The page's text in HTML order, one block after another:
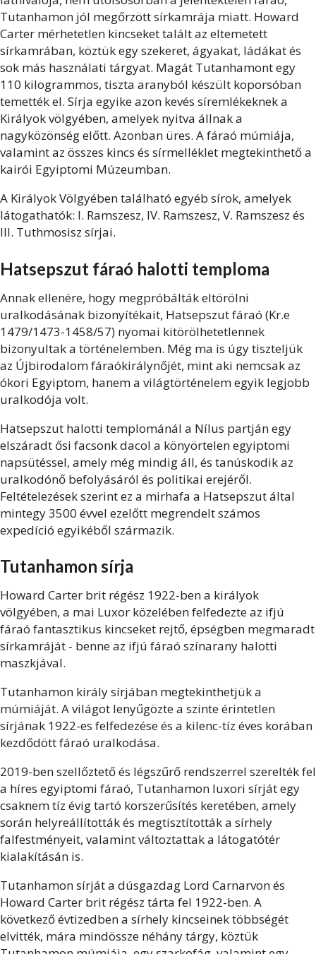
Tutanhamon jól megőrzött sírkamrája miatt. Howard
Carter mérhetetlen kincseket talált az eltemetett
sírkamrában, köztük egy szekeret, ágyakat, ládákat és
sok más használati tárgyat. Magát Tutanhamont egy
110 kilogrammos, tiszta aranyból készült koporsóban
temették el. Sírja egyike azon kevés síremlékeknek a
Királyok völgyében, amelyek nyitva állnak a
nagyközönség előtt. Azonban üres. A fáraó múmiája,
valamint az összes kincs és sírmelléklet megtekinthető a
kairói Egyiptomi Múzeumban.
A Királyok Völgyében található egyéb sírok, amelyek
látogathatók: I. Ramszesz, IV. Ramszesz, V. Ramszesz és
III. Tuthmosisz sírjai.
Hatsepszut fáraó halotti temploma
Annak ellenére, hogy megpróbálták eltörölni
uralkodásának bizonyítékait, Hatsepszut fáraó (Kr.e
1479/1473-1458/57) nyomai kitörölhetetlennek
bizonyultak a történelemben. Még ma is úgy tiszteljük
az Újbirodalom fáraókirálynőjét, mint aki nemcsak az
ókori Egyiptom, hanem a világtörténelem egyik legjobb
uralkodója volt.
Hatsepszut halotti templománál a Nílus partján egy
elszáradt ősi facsonk dacol a könyörtelen egyiptomi
napsütéssel, amely még mindig áll, és tanúskodik az
uralkodónő befolyásáról és politikai erejéről.
Feltételezések szerint ez a mirhafa a Hatsepszut által
mintegy 3500 évvel ezelőtt megrendelt számos
expedíció egyikéből származik.
Tutanhamon sírja
Howard Carter brit régész 1922-ben a királyok
völgyében, a mai Luxor közelében felfedezte az ifjú
fáraó fantasztikus kincseket rejtő, épségben megmaradt
sírkamráját - benne az ifjú fáraó színarany halotti
maszkjával.
Tutanhamon király sírjában megtekinthetjük a
múmiáját. A világot lenyűgözte a szinte érintetlen
sírjának 1922-es felfedezése és a kilenc-tíz éves korában
kezdődött fáraó uralkodása.
2019-ben szellőztető és légszűrő rendszerrel szerelték fel
a híres egyiptomi fáraó, Tutanhamon luxori sírját egy
csaknem tíz évig tartó korszerűsítés keretében, amely
során helyreállították és megtisztították a sírhely
falfestményeit, valamint változtattak a látogatótér
kialakításán is.
Tutanhamon sírját a dúsgazdag Lord Carnarvon és
Howard Carter brit régész tárta fel 1922-ben. A
következő évtizedben a sírhely kincseinek többségét
elvitték, mára mindössze néhány tárgy, köztük